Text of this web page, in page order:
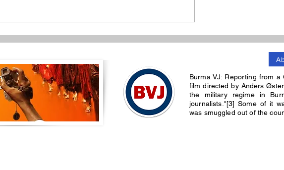
နှစ်ဖက်အကျိုးဖြစ်မယ့် တွေ့ဆုံ
ရောက် ဦးမင်းအောင်လှိုင်ဆို
ရေကြည်နဲ့သာပေါင်းမှာ စစ်တပ်
တိုက်တိုက်ပွဲပြင်းထန်ခဲ့
Burma VJ: Reporting from
film directed by Anders
the military regime in
journalists."[3] Some of it
was smuggled out of the